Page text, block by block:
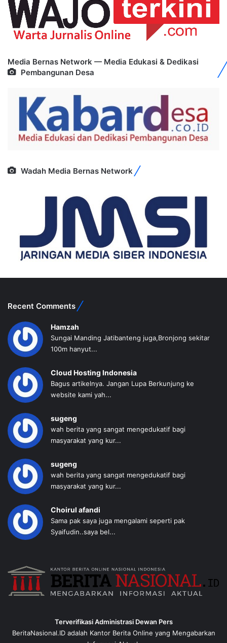
Media Bernas Network — Media Edukasi & Dedikasi
Pembangunan Desa
Wadah Media Bernas Network
Recent Comments
Hamzah
Sungai Manding Jatibanteng juga,Bronjong sekitar
100m hanyut...
Cloud Hosting Indonesia
Bagus artikelnya. Jangan Lupa Berkunjung ke
website kami yah...
sugeng
wah berita yang sangat mengedukatif bagi
masyarakat yang kur...
sugeng
wah berita yang sangat mengedukatif bagi
masyarakat yang kur...
Choirul afandi
Sama pak saya juga mengalami seperti pak
Syaifudin..saya bel...
Terverifikasi Administrasi Dewan Pers
BeritaNasional.ID adalah Kantor Berita Online yang Mengabarkan